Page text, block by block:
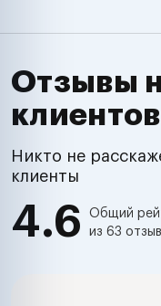
диагностика:
Отзывы
клиентов
Никто не
клиенты
4.6
Общий
из 63